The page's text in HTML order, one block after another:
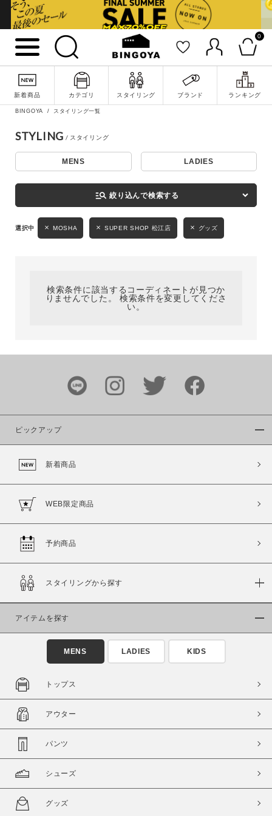
0
新着商品 カテゴリ スタイリング ブランド ランキング
詳細検索
カラー
価格
～
商品タイプ
通常商品 予約商品
在庫
在庫あり 在庫なし含む
BINGOYA スタイリング一覧
STYLING
MENS LADIES
manage_search 絞り込んで検索する
MOSHA SUPER SHOP 松江店 グッズ
検索条件に該当するコーディネートが見つか
りませんでした。 検索条件を変更してくださ
い。
ピックアップ
新着商品
WEB限定商品
予約商品
スタイリングから探す
アイテムを探す
MENS LADIES KIDS
トップス
アウター
パンツ
シューズ
グッズ